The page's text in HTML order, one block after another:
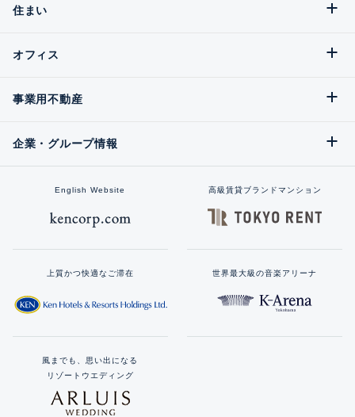
住まい
オフィス
事業用不動産
企業・グループ情報
English Website 高級賃貸ブランドマンション
上質かつ快適なご滞在 世界最大級の音楽アリーナ
風までも、思い出になる
リゾートウエディング